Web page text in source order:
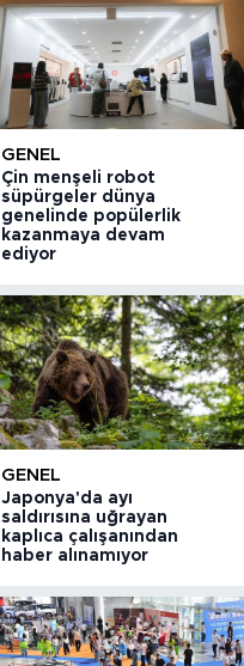
GENEL
Çin menşeli robot
süpürgeler dünya
genelinde popülerlik
kazanmaya devam
ediyor
GENEL
Japonya'da ayı
saldırısına uğrayan
kaplıca çalışanından
haber alınamıyor